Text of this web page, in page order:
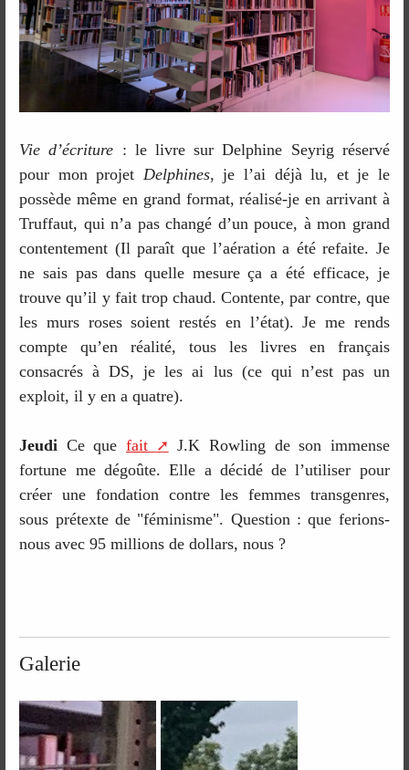
Vie d’écriture : le livre sur Delphine Seyrig réservé
pour mon projet Delphines, je l’ai déjà lu, et je le
possède même en grand format, réalisé-je en arrivant à
Truffaut, qui n’a pas changé d’un pouce, à mon grand
contentement (Il paraît que l’aération a été refaite. Je
ne sais pas dans quelle mesure ça a été efficace, je
trouve qu’il y fait trop chaud. Contente, par contre, que
les murs roses soient restés en l’état). Je me rends
compte qu’en réalité, tous les livres en français
consacrés à DS, je les ai lus (ce qui n’est pas un
exploit, il y en a quatre).
Jeudi Ce quefait
J.K Rowling de son immense
fortune me dégoûte. Elle a décidé de l’utiliser pour
créer une fondation contre les femmes transgenres,
sous prétexte de "féminisme". Question : que ferions-
nous avec 95 millions de dollars, nous ?
Galerie